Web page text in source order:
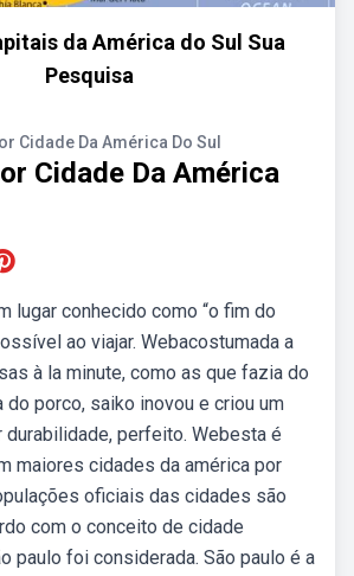
da América do Sul Sua
Pesquisa
Cidade Da América Do Sul
Cidade Da América
lugar conhecido como “o fim do
ao viajar. Webacostumada a
à la minute, como as que fazia do
do porco, saiko inovou e criou um
durabilidade, perfeito. Webesta é
maiores cidades da américa por
oficiais das cidades são
com o conceito de cidade
paulo foi considerada. São paulo é a